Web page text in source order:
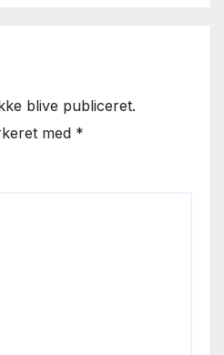
blive publiceret.
med *